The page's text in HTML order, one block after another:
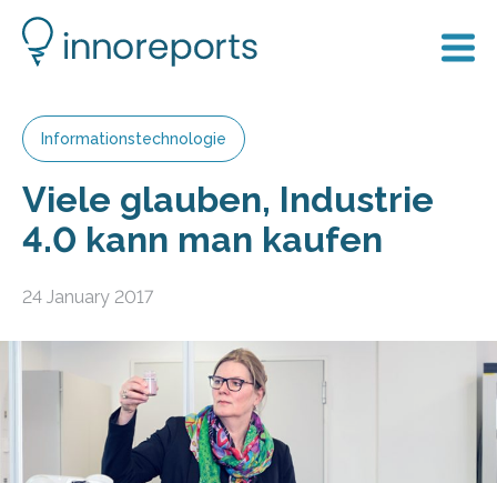
Informationstechnologie
Viele glauben, Industrie
4.0 kann man kaufen
24 January 2017